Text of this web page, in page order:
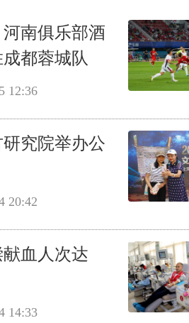
南俱乐部酒
都蓉城队
12:36
究院举办公
20:42
血人次达
14:33